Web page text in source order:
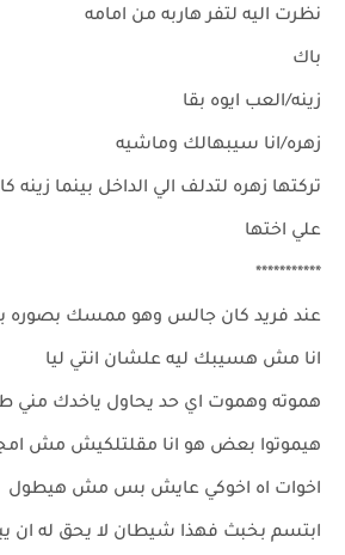
نظرت اليه لتفر هاربه من امامه
باك
زينه/العب ايوه بقا
زهره/انا سيبهالك وماشيه
تركتها زهره لتدلف الي الداخل بينما
علي اختها
***********
عند فريد كان جالس وهو ممسك بصوره
انا مش هسيبك ليه علشان انتي ليا
هموته وهموت اي حد يحاول ياخدك مني
هيموتوا بعض هو انا مقلتلكيش مش
اخوات اه اخوكي عايش بس مش هيطول
ابتسم بخبث فهذا شيطان لا يحق له ان